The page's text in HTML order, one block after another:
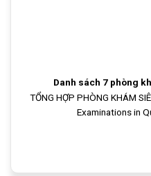
Danh sách 7 phòng
TỔNG HỢP PHÒNG KHÁM
Examinations in